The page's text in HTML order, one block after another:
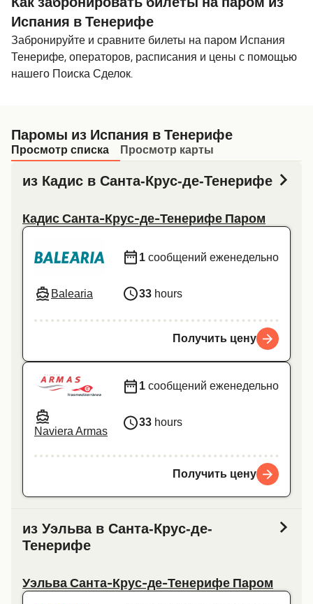
Как забронировать билеты на паром из
Испания в Тенерифе
Забронируйте и сравните билеты на паром Испания
Тенерифе, операторов, расписания и цены с помощью
нашего Поиска Сделок.
Паромы из Испания в Тенерифе
Просмотр списка Просмотр карты
из Кадис в Санта-Крус-де-Тенерифе
Кадис Санта-Крус-де-Тенерифе Паром
Balearia
1 сообщений еженедельно
33 hours
Получить цену
Naviera Armas
1 сообщений еженедельно
33 hours
Получить цену
из Уэльва в Санта-Крус-де-
Тенерифе
Уэльва Санта-Крус-де-Тенерифе Паром